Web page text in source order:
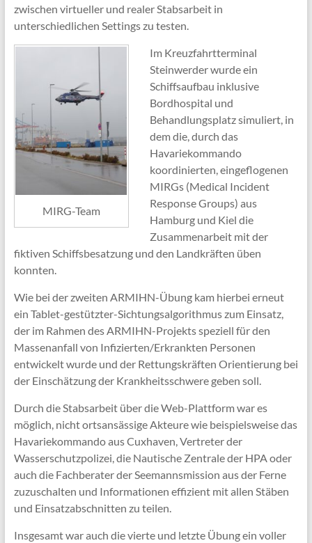
zwischen virtueller und realer Stabsarbeit in
unterschiedlichen Settings zu testen.
MIRG-Team
Im Kreuzfahrtterminal
Steinwerder wurde ein
Schiffsaufbau inklusive
Bordhospital und
Behandlungsplatz simuliert, in
dem die, durch das
Havariekommando
koordinierten, eingeflogenen
MIRGs (Medical Incident
Response Groups) aus
Hamburg und Kiel die
Zusammenarbeit mit der
fiktiven Schiffsbesatzung und den Landkräften üben
konnten.
Wie bei der zweiten ARMIHN-Übung kam hierbei erneut
ein Tablet-gestützter-Sichtungsalgorithmus zum Einsatz,
der im Rahmen des ARMIHN-Projekts speziell für den
Massenanfall von Infizierten/Erkrankten Personen
entwickelt wurde und der Rettungskräften Orientierung bei
der Einschätzung der Krankheitsschwere geben soll.
Durch die Stabsarbeit über die Web-Plattform war es
möglich, nicht ortsansässige Akteure wie beispielsweise das
Havariekommando aus Cuxhaven, Vertreter der
Wasserschutzpolizei, die Nautische Zentrale der HPA oder
auch die Fachberater der Seemannsmission aus der Ferne
zuzuschalten und Informationen effizient mit allen Stäben
und Einsatzabschnitten zu teilen.
Insgesamt war auch die vierte und letzte Übung ein voller